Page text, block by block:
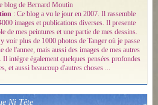
blog de Bernard Moutin
: Ce blog a vu le jour en 2007. Il rassemble
images et publications diverses. Il presente
de mes peintures et une partie de mes dessins.
voir plus de 1000 photos de Tanger où je passe
de l'annee, mais aussi des images de mes autres
Il intègre également quelques pensées profondes
et aussi beaucoup d'autres choses ...
Ni Tête